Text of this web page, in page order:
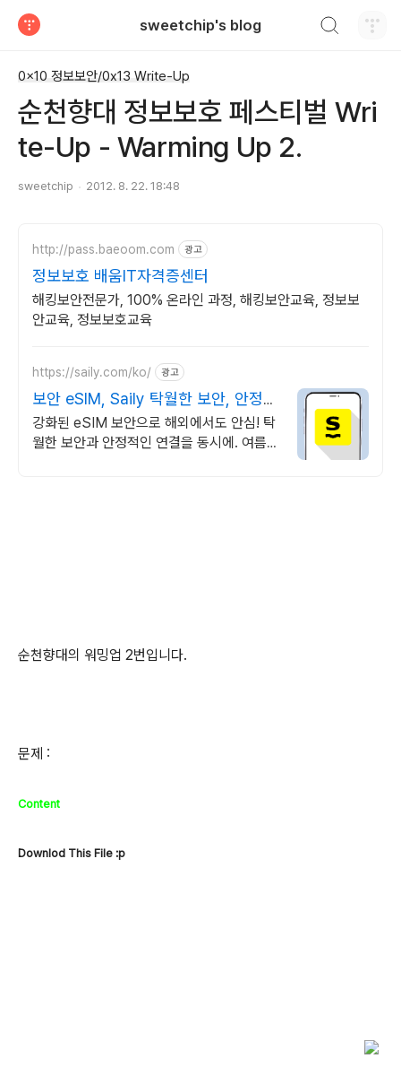
sweetchip's blog
0x10 정보보안/0x13 Write-Up
순천향대 정보보호 페스티벌 Wri
te-Up - Warming Up 2.
sweetchip 2012. 8. 22. 18:48
http://pass.baeoom.com 광고
정보보호 배움IT자격증센터
해킹보안전문가, 100% 온라인 과정, 해킹보안교육, 정보보
안교육, 정보보호교육
https://saily.com/ko/ 광고
보안 eSIM, Saily 탁월한 보안, 안정적
인 연결
강화된 eSIM 보안으로 해외에서도 안심! 탁
월한 보안과 안정적인 연결을 동시에. 여름한
순천향대의 워밍업 2번입니다.
문제 :
Content
Downlod This File :p